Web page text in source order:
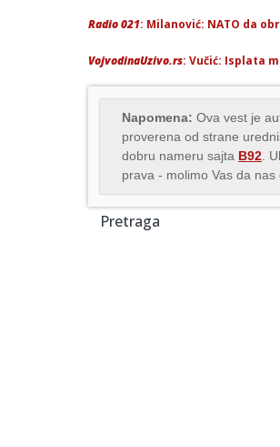
Radio 021: Milanović: NATO da
VojvodinaUzivo.rs: Vučić: Isplata
Napomena: Ova vest je
proverena od strane
dobru nameru sajta B92 .
prava - molimo Vas da nas
Pretraga